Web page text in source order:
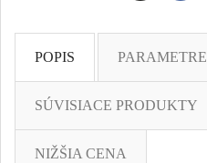
POPIS PARAMETRE
SÚVISIACE PRODUKTY
NIŽŠIA CENA